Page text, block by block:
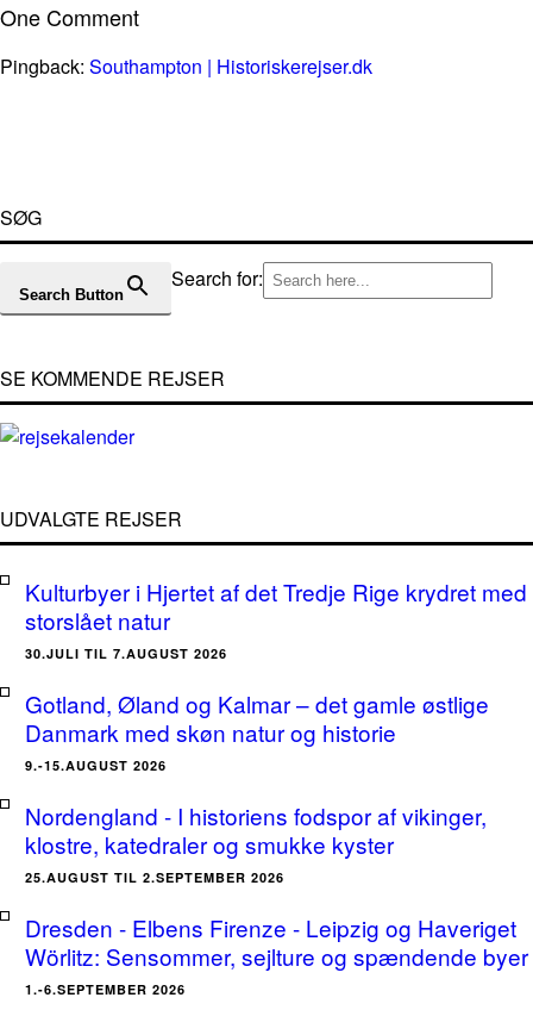
One Comment
Pingback: Southampton | Historiskerejser.dk
SØG
Search for:
Search Button
SE KOMMENDE REJSER
UDVALGTE REJSER
Kulturbyer i Hjertet af det Tredje Rige krydret med
storslået natur
30.JULI TIL 7.AUGUST 2026
Gotland, Øland og Kalmar – det gamle østlige
Danmark med skøn natur og historie
9.-15.AUGUST 2026
Nordengland - I historiens fodspor af vikinger,
klostre, katedraler og smukke kyster
25.AUGUST TIL 2.SEPTEMBER 2026
Dresden - Elbens Firenze - Leipzig og Haveriget
Wörlitz: Sensommer, sejlture og spændende byer
1.-6.SEPTEMBER 2026